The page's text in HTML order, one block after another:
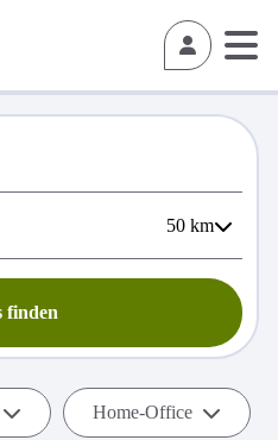
50 km
finden
Home-Office